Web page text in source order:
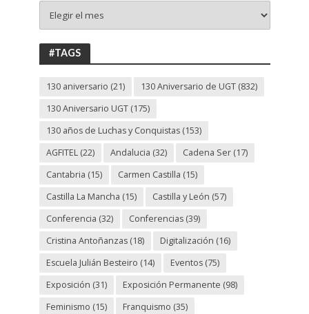
130
ANIVERSARIO
UGT
#TAGS
130 aniversario (21) 130 Aniversario de UGT(832)
130 Aniversario UGT(175)
130 años de Luchas y Conquistas(153)
AGFITEL(22) Andalucia (32) Cadena Ser(17)
Cantabria (15) Carmen Castilla (15)
Castilla La Mancha (15) Castilla y León (57)
Conferencia (32) Conferencias(39)
Cristina Antoñanzas(18) Digitalización (16)
Escuela Julián Besteiro (14) Eventos(75)
Exposición (31) Exposición Permanente (98)
Feminismo (15) Franquismo (35)